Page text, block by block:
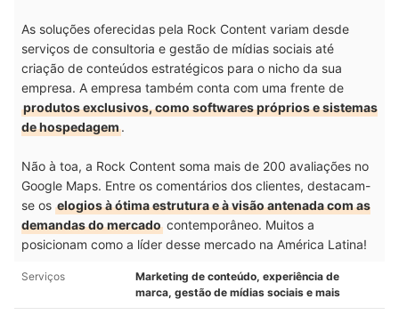
As soluções oferecidas pela Rock Content variam desde
serviços de consultoria e gestão de mídias sociais até
criação de conteúdos estratégicos para o nicho da sua
empresa. A empresa também conta com uma frente de
produtos exclusivos, como softwares próprios e sistemas
de hospedagem.
Não à toa, a Rock Content soma mais de 200 avaliações no
Google Maps. Entre os comentários dos clientes, destacam-
se os elogios à ótima estrutura e à visão antenada com as
demandas do mercado contemporâneo. Muitos a
posicionam como a líder desse mercado na América Latina!
Serviços
Marketing de conteúdo, experiência de
marca, gestão de mídias sociais e mais